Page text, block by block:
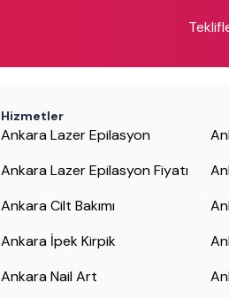
Hizmetler
Ankara Lazer Epilasyon
Ankara Lazer Epilasyon Fiyatı
Ankara Cilt Bakımı
Ankara İpek Kirpik
Ankara Nail Art